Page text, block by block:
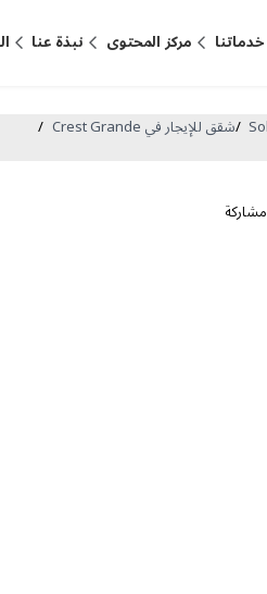
خدماتنا مركز المحتوى نبذة عنا
/شقق للإيجار في Crest Grande /
مشاركة